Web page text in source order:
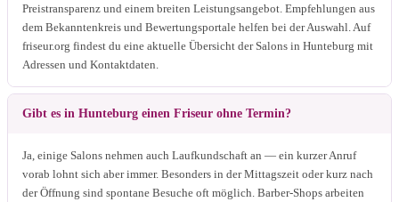
Preistransparenz und einem breiten Leistungsangebot. Empfehlungen aus
dem Bekanntenkreis und Bewertungsportale helfen bei der Auswahl. Auf
friseur.org findest du eine aktuelle Übersicht der Salons in Hunteburg mit
Adressen und Kontaktdaten.
Gibt es in Hunteburg einen Friseur ohne Termin?
Ja, einige Salons nehmen auch Laufkundschaft an — ein kurzer Anruf
vorab lohnt sich aber immer. Besonders in der Mittagszeit oder kurz nach
der Öffnung sind spontane Besuche oft möglich. Barber-Shops arbeiten